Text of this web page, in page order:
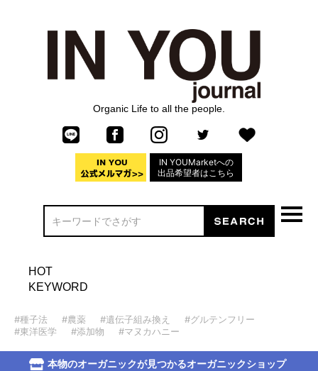
Organic Life to all the people.
IN YOUMarketへの
出品希望者はこちら
HOT
KEYWORD
#種子法 #農薬 #遺伝子組み換え
#グルテンフリー
#東洋医学
#添加物 #マヌカハニー
本物のオーガニックが見つかるオーガニックショップ